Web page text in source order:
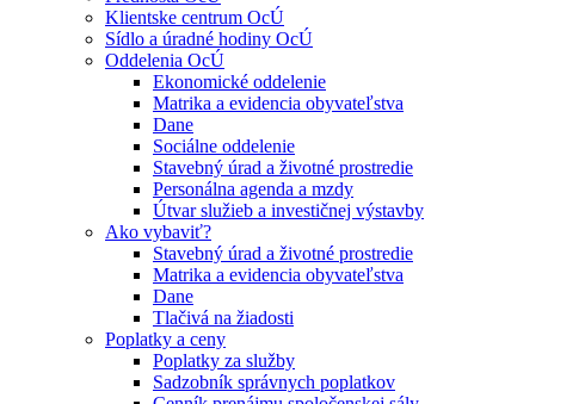
Klientske centrum OcÚ
Sídlo a úradné hodiny OcÚ
Oddelenia OcÚ
Ekonomické oddelenie
Matrika a evidencia obyvateľstva
Dane
Sociálne oddelenie
Stavebný úrad a životné prostredie
Personálna agenda a mzdy
Útvar služieb a investičnej výstavby
Ako vybaviť?
Stavebný úrad a životné prostredie
Matrika a evidencia obyvateľstva
Dane
Tlačivá na žiadosti
Poplatky a ceny
Poplatky za služby
Sadzobník správnych poplatkov